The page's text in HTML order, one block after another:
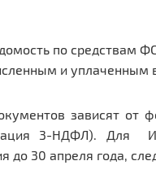
по средствам
и уплаченным
зависят
3-НДФЛ). Для
до 30 апреля года,